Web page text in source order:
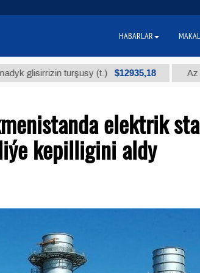
turşusy (t.) $12935,18 Az
elektrik
kepilligini aldy
HABARLAR